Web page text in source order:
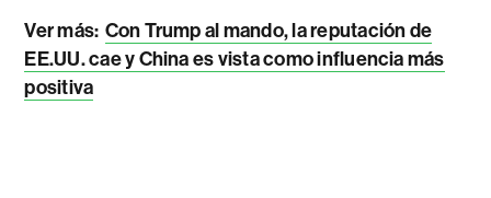
Ver más: Con Trump al mando, la reputación de
EE.UU. cae y China es vista como influencia más
positiva